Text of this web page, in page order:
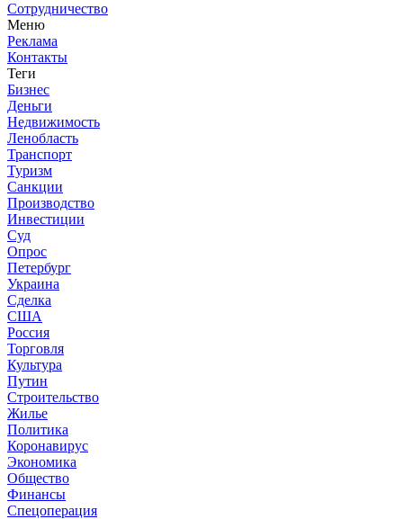
Сотрудничество
Меню
Реклама
Контакты
Теги
Бизнес
Деньги
Недвижимость
Ленобласть
Транспорт
Туризм
Санкции
Производство
Инвестиции
Суд
Опрос
Петербург
Украина
Сделка
США
Россия
Торговля
Культура
Путин
Строительство
Жилье
Политика
Коронавирус
Экономика
Общество
Финансы
Спецоперация